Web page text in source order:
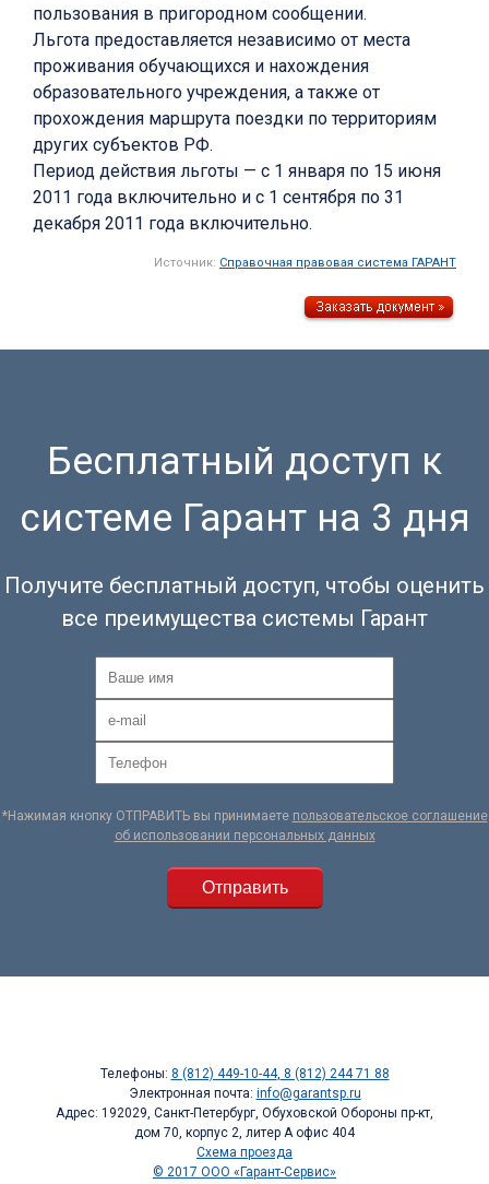
пользования в пригородном сообщении.
Льгота предоставляется независимо от места
проживания обучающихся и нахождения
образовательного учреждения, а также от
прохождения маршрута поездки по территориям
других субъектов РФ.
Период действия льготы — с 1 января по 15 июня
2011 года включительно и с 1 сентября по 31
декабря 2011 года включительно.
Источник: Справочная правовая система ГАРАНТ
Бесплатный доступ к
системе Гарант на 3 дня
Получите бесплатный доступ, чтобы оценить
все преимущества системы Гарант
*Нажимая кнопку ОТПРАВИТЬ вы принимаете пользовательское соглашение
об использовании персональных данных
Телефоны: 8 (812) 449-10-44, 8 (812) 244 71 88
Электронная почта: info@garantsp.ru
Адрес: 192029, Санкт-Петербург, Обуховской Обороны пр-кт,
дом 70, корпус 2, литер А офис 404
Схема проезда
© 2017 ООО «Гарант-Сервис»